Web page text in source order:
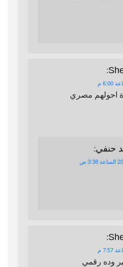
:
احولهم مصري
حنفي:
:
وده رقمي